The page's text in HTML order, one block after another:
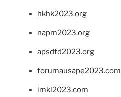
hkhk2023.org
napm2023.org
apsdfd2023.org
forumausape2023.com
imkl2023.com